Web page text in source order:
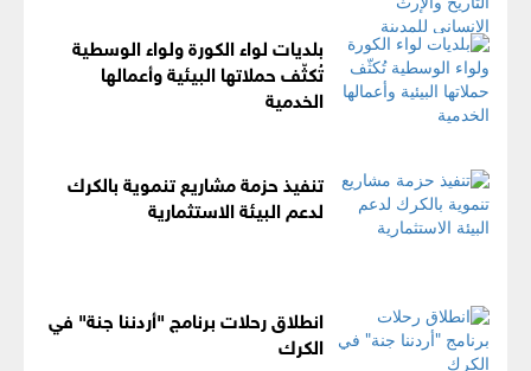
بلديات لواء الكورة ولواء الوسطية
تُكثّف حملاتها البيئية وأعمالها
الخدمية
تنفيذ حزمة مشاريع تنموية بالكرك
لدعم البيئة الاستثمارية
انطلاق رحلات برنامج "أردننا جنة" في
الكرك